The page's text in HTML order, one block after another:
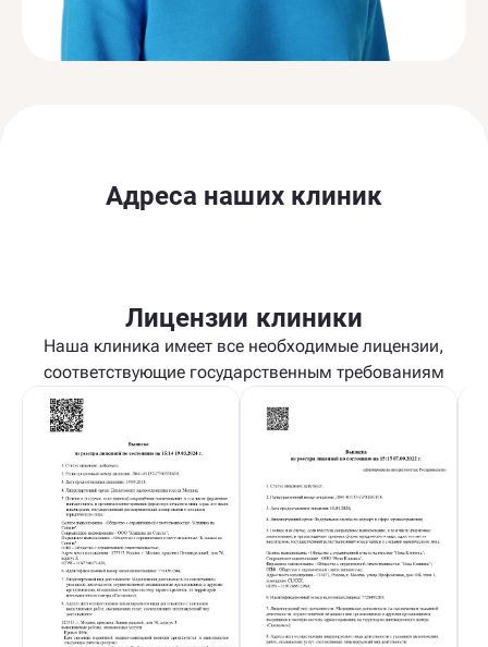
Адреса наших клиник
Лицензии клиники
Наша клиника имеет все необходимые лицензии,
соответствующие государственным требованиям